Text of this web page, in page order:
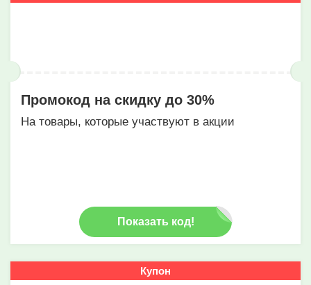
Промокод на скидку до 30%
На товары, которые участвуют в акции
Показать код!
Купон